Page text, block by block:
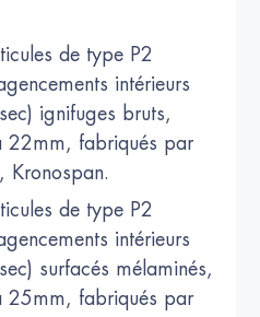
de type P2
intérieurs
ignifuges bruts,
22mm, fabriqués par
Kronospan.
de type P2
intérieurs
surfacés mélaminés,
25mm, fabriqués par